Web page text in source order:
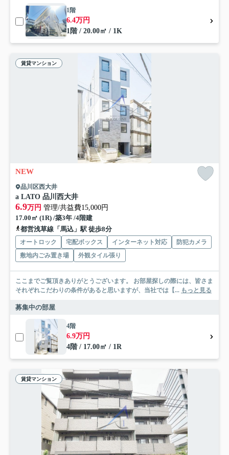
1階
6.4万円
1階 / 20.00㎡ / 1K
賃貸マンション
NEW
品川区西大井
a LATO 品川西大井
6.9万円 管理/共益費15,000円
17.00㎡ (1R) /築3年 /4階建
都営浅草線「馬込」駅 徒歩8分
オートロック 宅配ボックス インターネット対応
防犯カメラ
敷地内ごみ置き場
外観タイル張り
ここまでご覧頂きありがとうございます。 お部屋探しの際には、皆さま
それぞれこだわりの条件があると思いますが、当社では【... もっと見る
募集中の部屋
4階
6.9万円
4階 / 17.00㎡ / 1R
賃貸マンション